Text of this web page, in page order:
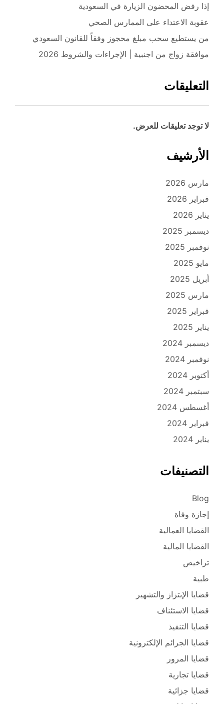
إذا رفض المحضون الزيارة في السعودية
عقوبة الاعتداء على الممارس الصحي
من يستطيع سحب مبلغ محجوز وفقاً للقانون السعودي
موافقة زواج من اجنبية | الإجراءات والشروط 2026
التعليقات
لا توجد تعليقات للعرض.
الأرشيف
مارس 2026
فبراير 2026
يناير 2026
ديسمبر 2025
نوفمبر 2025
مايو 2025
أبريل 2025
مارس 2025
فبراير 2025
يناير 2025
ديسمبر 2024
نوفمبر 2024
أكتوبر 2024
سبتمبر 2024
أغسطس 2024
فبراير 2024
يناير 2024
التصنيفات
Blog
إجازة وفاة
القضايا العمالية
القضايا المالية
تراخيص
طبية
قضايا الإبتزاز والتشهير
قضايا الاستئناف
قضايا التنفيذ
قضايا الجرائم الإلكترونية
قضايا المرور
قضايا تجارية
قضايا جزائية